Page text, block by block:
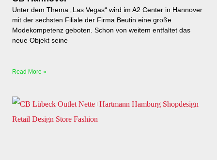
Unter dem Thema „Las Vegas“ wird im A2 Center in Hannover
mit der sechsten Filiale der Firma Beutin eine große
Modekompetenz geboten. Schon von weitem entfaltet das
neue Objekt seine
Read More »